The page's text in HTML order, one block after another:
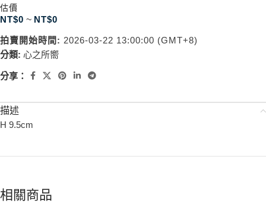
估價
NT$0 ~ NT$0
拍賣開始時間: 2026-03-22 13:00:00 (GMT+8)
分類: 心之所嚮
分享：
描述
H 9.5cm
相關商品